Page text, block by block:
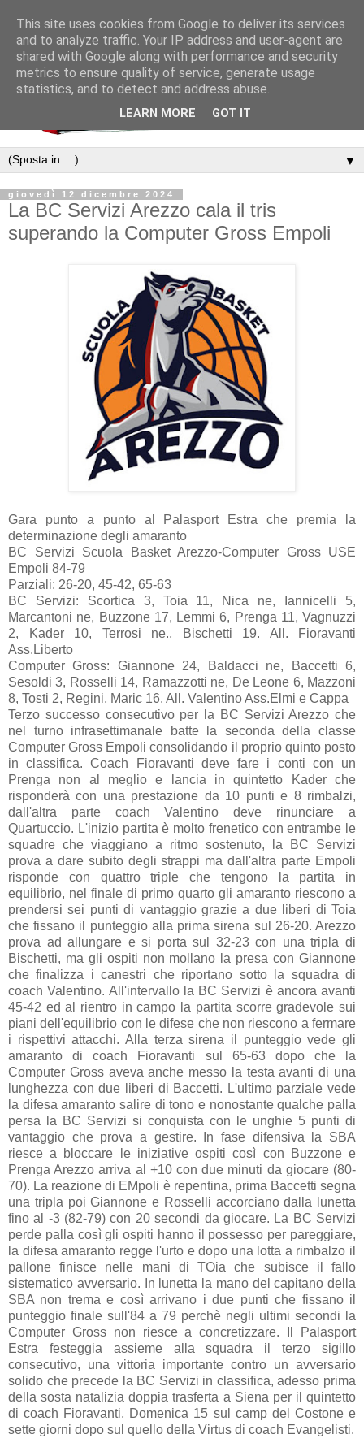
▼
giovedì 12 dicembre 2024
La BC Servizi Arezzo cala il tris
superando la Computer Gross Empoli
Gara punto a punto al Palasport Estra che premia la
determinazione degli amaranto
BC Servizi Scuola Basket Arezzo-Computer Gross USE
Empoli 84-79
Parziali: 26-20, 45-42, 65-63
BC Servizi: Scortica 3, Toia 11, Nica ne, Iannicelli 5,
Marcantoni ne, Buzzone 17, Lemmi 6, Prenga 11, Vagnuzzi
2, Kader 10, Terrosi ne., Bischetti 19. All. Fioravanti
Ass.Liberto
Computer Gross: Giannone 24, Baldacci ne, Baccetti 6,
Sesoldi 3, Rosselli 14, Ramazzotti ne, De Leone 6, Mazzoni
8, Tosti 2, Regini, Maric 16. All. Valentino Ass.Elmi e Cappa
Terzo successo consecutivo per la BC Servizi Arezzo che
nel turno infrasettimanale batte la seconda della classe
Computer Gross Empoli consolidando il proprio quinto posto
in classifica. Coach Fioravanti deve fare i conti con un
Prenga non al meglio e lancia in quintetto Kader che
risponderà con una prestazione da 10 punti e 8 rimbalzi,
dall'altra parte coach Valentino deve rinunciare a
Quartuccio. L'inizio partita è molto frenetico con entrambe le
squadre che viaggiano a ritmo sostenuto, la BC Servizi
prova a dare subito degli strappi ma dall'altra parte Empoli
risponde con quattro triple che tengono la partita in
equilibrio, nel finale di primo quarto gli amaranto riescono a
prendersi sei punti di vantaggio grazie a due liberi di Toia
che fissano il punteggio alla prima sirena sul 26-20. Arezzo
prova ad allungare e si porta sul 32-23 con una tripla di
Bischetti, ma gli ospiti non mollano la presa con Giannone
che finalizza i canestri che riportano sotto la squadra di
coach Valentino. All'intervallo la BC Servizi è ancora avanti
45-42 ed al rientro in campo la partita scorre gradevole sui
piani dell'equilibrio con le difese che non riescono a fermare
i rispettivi attacchi. Alla terza sirena il punteggio vede gli
amaranto di coach Fioravanti sul 65-63 dopo che la
Computer Gross aveva anche messo la testa avanti di una
lunghezza con due liberi di Baccetti. L'ultimo parziale vede
la difesa amaranto salire di tono e nonostante qualche palla
persa la BC Servizi si conquista con le unghie 5 punti di
vantaggio che prova a gestire. In fase difensiva la SBA
riesce a bloccare le iniziative ospiti così con Buzzone e
Prenga Arezzo arriva al +10 con due minuti da giocare (80-
70). La reazione di EMpoli è repentina, prima Baccetti segna
una tripla poi Giannone e Rosselli accorciano dalla lunetta
fino al -3 (82-79) con 20 secondi da giocare. La BC Servizi
perde palla così gli ospiti hanno il possesso per pareggiare,
la difesa amaranto regge l'urto e dopo una lotta a rimbalzo il
pallone finisce nelle mani di TOia che subisce il fallo
sistematico avversario. In lunetta la mano del capitano della
SBA non trema e così arrivano i due punti che fissano il
punteggio finale sull'84 a 79 perchè negli ultimi secondi la
Computer Gross non riesce a concretizzare. Il Palasport
Estra festeggia assieme alla squadra il terzo sigillo
consecutivo, una vittoria importante contro un avversario
solido che precede la BC Servizi in classifica, adesso prima
della sosta natalizia doppia trasferta a Siena per il quintetto
di coach Fioravanti, Domenica 15 sul camp del Costone e
sette giorni dopo sul quello della Virtus di coach Evangelisti.
This site uses cookies from Google to deliver its services
and to analyze traffic. Your IP address and user-agent are
shared with Google along with performance and security
metrics to ensure quality of service, generate usage
statistics, and to detect and address abuse.
LEARN MORE GOT IT